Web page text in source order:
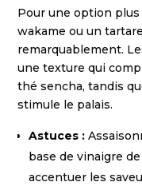
Pour une option plus
wakame ou un
remarquablement.
une texture qui
thé sencha, tandis
stimule le palais.
Astuces :
base de vinaigre
accentuer les